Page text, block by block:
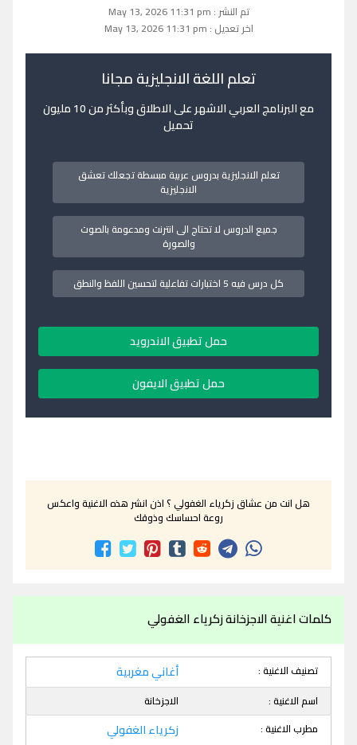
تم النشر : May 13, 2026 11:31 pm
اخر تعديل : May 13, 2026 11:31 pm
تعلم اللغة الانجليزية مجانا
مع البرنامج العربي الاشهر على الاطلاق وبأكثر من 10 مليون
تحميل
تعلم الانجليزية بدروس عربية مبسطة تجعلك تعشق
الانجليزية
جميع الدروس لا تحتاج الى انترنت ومدعومة بالصوت
والصورة
كل درس فيه 5 اختبارات تفاعلية لتحسين اللفظ والنطق
حمل تطبيق الاندرويد
حمل تطبيق الايفون
هل انت من عشاق زكرياء الغفولي ؟ اذن انشر هذه الاغنية واعكس
روعة احساسك وذوقك
كلمات اغنية الاجزخانة زكرياء الغفولي
تصنيف الاغنية : أغاني مغربية
اسم الاغنية :
الاجزخانة
مطرب الاغنية :
زكرياء الغفولي